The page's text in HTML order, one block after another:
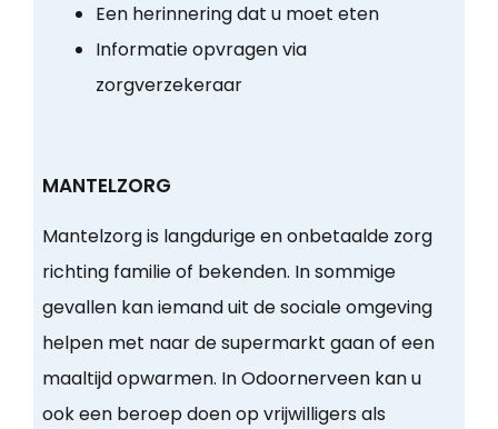
Een herinnering dat u moet eten
Informatie opvragen via
zorgverzekeraar
MANTELZORG
Mantelzorg is langdurige en onbetaalde zorg
richting familie of bekenden. In sommige
gevallen kan iemand uit de sociale omgeving
helpen met naar de supermarkt gaan of een
maaltijd opwarmen. In Odoornerveen kan u
ook een beroep doen op vrijwilligers als